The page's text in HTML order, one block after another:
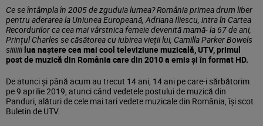
Ce se întâmpla în 2005 de zguduia lumea? România primea drum liber
pentru aderarea la Uniunea Europeană, Adriana Iliescu, intra în Cartea
Recordurilor ca cea mai vârstnica femeie devenită mamă- la 67 de ani,
Prințul Charles se căsătorea cu iubirea vieții lui, Camilla Parker Bowels
siiiiiii lua naștere cea mai cool televiziune muzicală, UTV, primul
post de muzică din România care din 2010 a emis și în format HD.
De atunci și până acum au trecut 14 ani, 14 ani pe care-i sărbătorim
pe 9 aprilie 2019, atunci când vedetele postului de muzică din
Panduri, alături de cele mai tari vedete muzicale din România, își scot
Buletin de UTV.